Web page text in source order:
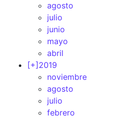
agosto
julio
junio
mayo
abril
[+] 2019
noviembre
agosto
julio
febrero